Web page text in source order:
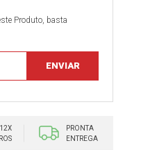
Produto, basta
PRONTA
ENTREGA